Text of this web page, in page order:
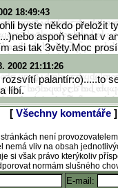
18:49:43
byste někdo přeložit
aspoň sehnat v
asi tak 3věty.Moc
2002 21:11:26
palantír:o).....to
líbí.
[ Všechny komentáře ]
není
nemá vliv na obsah
si však právo kterýkoliv
normám slušného
E-mail: